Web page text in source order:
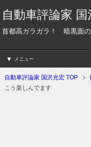
自動車評論家 国
首都高ガラガラ！ 暗黒面
メニュー
自動車評論家 国沢光宏 TOP
こう楽しんでます